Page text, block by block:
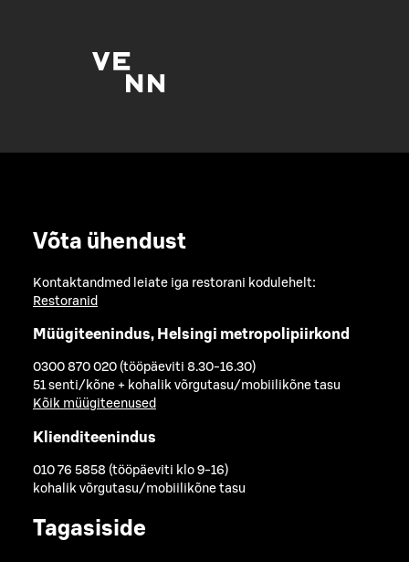
Võta ühendust
Kontaktandmed leiate iga restorani kodulehelt:
Restoranid
Müügiteenindus, Helsingi metropolipiirkond
0300 870 020 (tööpäeviti 8.30-16.30)
51 senti/kõne + kohalik võrgutasu/mobiilikõne tasu
Kõik müügiteenused
Klienditeenindus
010 76 5858 (tööpäeviti klo 9-16)
kohalik võrgutasu/mobiilikõne tasu
Tagasiside